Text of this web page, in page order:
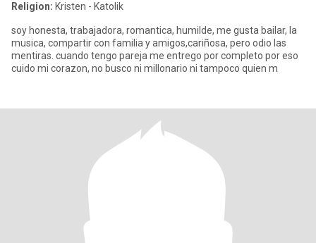
Religion: Kristen - Katolik
soy honesta, trabajadora, romantica, humilde, me gusta bailar, la
musica, compartir con familia y amigos,cariñosa, pero odio las
mentiras. cuando tengo pareja me entrego por completo por eso
cuido mi corazon, no busco ni millonario ni tampoco quien m